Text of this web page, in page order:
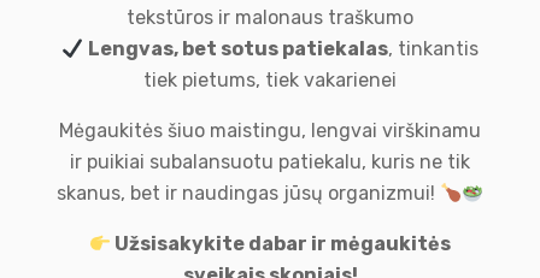
tekstūros ir malonaus traškumo
Lengvas, bet sotus patiekalas, tinkantis
tiek pietums, tiek vakarienei
Mėgaukitės šiuo maistingu, lengvai virškinamu
ir puikiai subalansuotu patiekalu, kuris ne tik
skanus, bet ir naudingas jūsų organizmui!
Užsisakykite dabar ir mėgaukitės